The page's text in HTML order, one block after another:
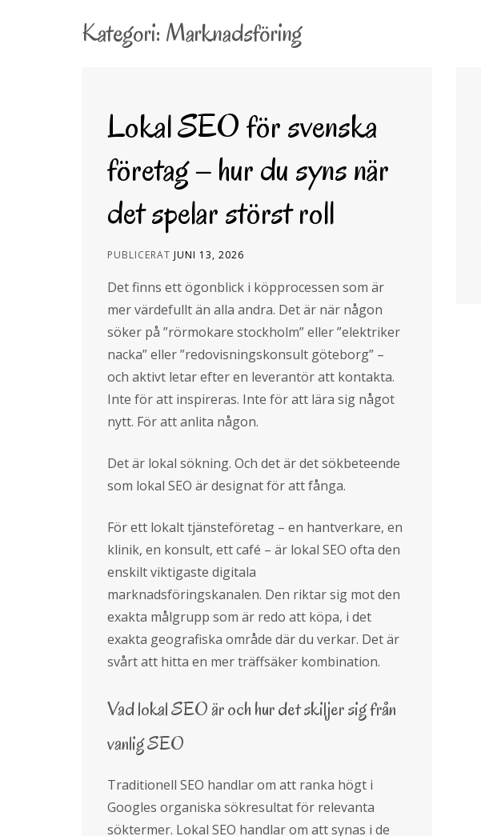
Kategori: Marknadsföring
Lokal SEO för svenska
företag – hur du syns när
det spelar störst roll
PUBLICERAT JUNI 13, 2026
Det finns ett ögonblick i köpprocessen som är
mer värdefullt än alla andra. Det är när någon
söker på ”rörmokare stockholm” eller ”elektriker
nacka” eller ”redovisningskonsult göteborg” –
och aktivt letar efter en leverantör att kontakta.
Inte för att inspireras. Inte för att lära sig något
nytt. För att anlita någon.
Det är lokal sökning. Och det är det sökbeteende
som lokal SEO är designat för att fånga.
För ett lokalt tjänsteföretag – en hantverkare, en
klinik, en konsult, ett café – är lokal SEO ofta den
enskilt viktigaste digitala
marknadsföringskanalen. Den riktar sig mot den
exakta målgrupp som är redo att köpa, i det
exakta geografiska område där du verkar. Det är
svårt att hitta en mer träffsäker kombination.
Vad lokal SEO är och hur det skiljer sig från
vanlig SEO
Traditionell SEO handlar om att ranka högt i
Googles organiska sökresultat för relevanta
söktermer. Lokal SEO handlar om att synas i de